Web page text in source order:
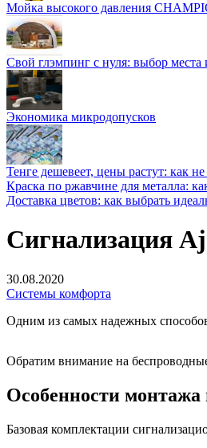
Мойка высокого давления
Свой глэмпинг с нуля: выбор места
Экономика микродопусков
Тенге дешевеет, цены растут: как
Краска по ржавчине для металла:
Доставка цветов: как выбрать
Сигнализация
30.08.2020
Системы комфорта
Одним из самых надежных способов
Обратим внимание на
Особенности
Базовая комплектации